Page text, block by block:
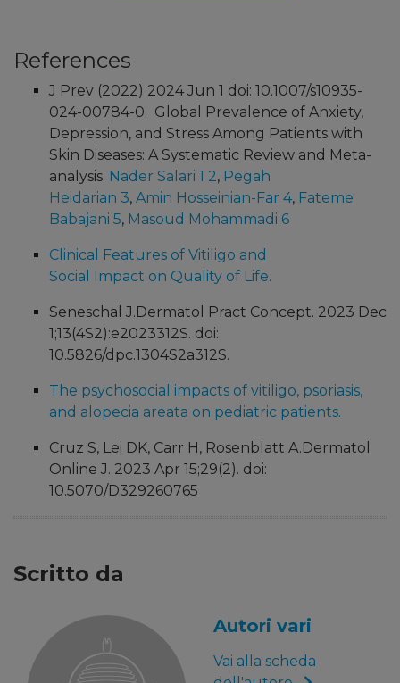
References
J Prev (2022) 2024 Jun 1 doi: 10.1007/s10935-
024-00784-0. Global Prevalence of Anxiety,
Depression, and Stress Among Patients with
Skin Diseases: A Systematic Review and Meta-
analysis. Nader Salari 1 2, Pegah
Heidarian 3, Amin Hosseinian-Far 4, Fateme
Babajani 5, Masoud Mohammadi 6
Clinical Features of Vitiligo and
Social Impact on Quality of Life.
Seneschal J.Dermatol Pract Concept. 2023 Dec
1;13(4S2):e2023312S. doi:
10.5826/dpc.1304S2a312S.
The psychosocial impacts of vitiligo, psoriasis,
and alopecia areata on pediatric patients.
Cruz S, Lei DK, Carr H, Rosenblatt A.Dermatol
Online J. 2023 Apr 15;29(2). doi:
10.5070/D329260765
Scritto da
Autori vari
Vai alla scheda